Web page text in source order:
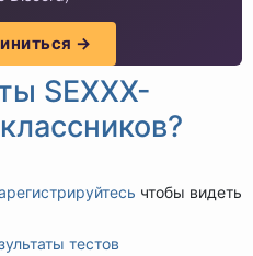
→
SEXXX-
чтобы видеть
тестов